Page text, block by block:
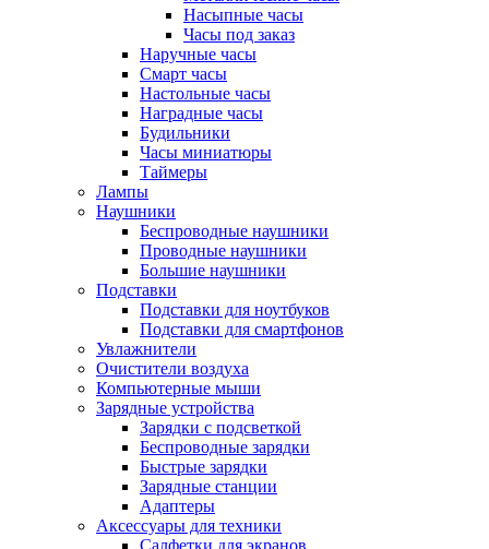
Насыпные часы
Часы под заказ
Наручные часы
Смарт часы
Настольные часы
Наградные часы
Будильники
Часы миниатюры
Таймеры
Лампы
Наушники
Беспроводные наушники
Проводные наушники
Большие наушники
Подставки
Подставки для ноутбуков
Подставки для смартфонов
Увлажнители
Очистители воздуха
Компьютерные мыши
Зарядные устройства
Зарядки с подсветкой
Беспроводные зарядки
Быстрые зарядки
Зарядные станции
Адаптеры
Аксессуары для техники
Салфетки для экранов